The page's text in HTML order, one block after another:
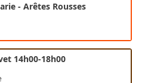
- Arêtes Rousses
14h00-18h00